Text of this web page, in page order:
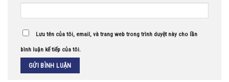
Lưu tên của tôi, email, và trang web trong trình duyệt này cho lần
bình luận kế tiếp của tôi.